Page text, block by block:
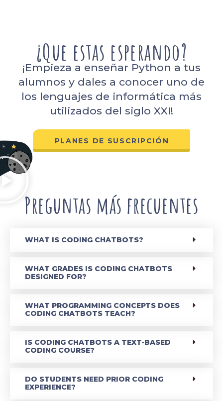
¿Que estas esperando?
¡Empieza a enseñar Python a tus
alumnos y dales a conocer uno de
los lenguajes de informática más
utilizados del siglo XXI!
PLANES DE SUSCRIPCIÓN
Preguntas más frecuentes
WHAT IS CODING CHATBOTS?
WHAT GRADES IS CODING CHATBOTS
DESIGNED FOR?
WHAT PROGRAMMING CONCEPTS DOES
CODING CHATBOTS TEACH?
IS CODING CHATBOTS A TEXT-BASED
CODING COURSE?
DO STUDENTS NEED PRIOR CODING
EXPERIENCE?